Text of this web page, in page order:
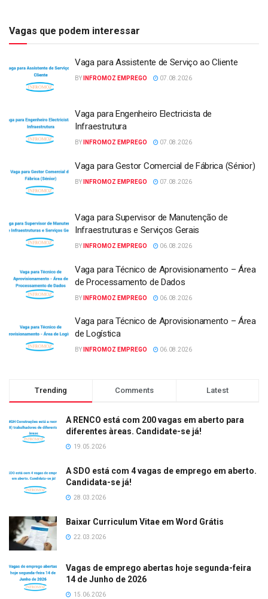
Vagas que podem interessar
Vaga para Assistente de Serviço ao Cliente
BY INFROMOZ EMPREGO 07.08.2026
Vaga para Engenheiro Electricista de
Infraestrutura
BY INFROMOZ EMPREGO 07.08.2026
Vaga para Gestor Comercial de Fábrica (Sénior)
BY INFROMOZ EMPREGO 07.08.2026
Vaga para Supervisor de Manutenção de
Infraestruturas e Serviços Gerais
BY INFROMOZ EMPREGO 06.08.2026
Vaga para Técnico de Aprovisionamento – Área
de Processamento de Dados
BY INFROMOZ EMPREGO 06.08.2026
Vaga para Técnico de Aprovisionamento – Área
de Logística
BY INFROMOZ EMPREGO 06.08.2026
Trending Comments Latest
A RENCO está com 200 vagas em aberto para
diferentes àreas. Candidate-se já!
19.05.2026
A SDO está com 4 vagas de emprego em aberto.
Candidata-se já!
28.03.2026
Baixar Curriculum Vitae em Word Grátis
22.03.2026
Vagas de emprego abertas hoje segunda-feira
14 de Junho de 2026
15.06.2026